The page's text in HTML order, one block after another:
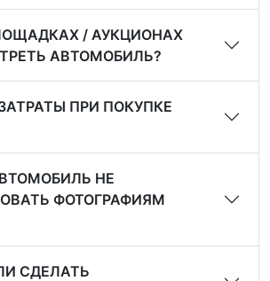
/ АУКЦИОНАХ
АВТОМОБИЛЬ?
ПРИ ПОКУПКЕ
НЕ
ФОТОГРАФИЯМ
СДЕЛАТЬ